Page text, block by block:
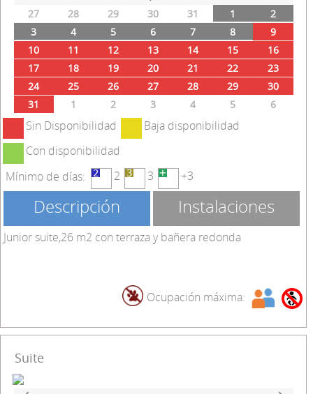
27 28 29 30 31 1
2
3
4 5 6 7 8
9
10
11 12 13 14 15
16
17
18 19 20 21 22
23
24
25 26 27 28 29
30
31
1 2 3 4 5 6
Sin Disponibilidad
Baja disponibilidad
Con disponibilidad
Mínimo de días:
2 3 +3
Descripción Instalaciones
Junior suite,26 m2 con terraza y bañera redonda
Ocupación máxima:
Suite